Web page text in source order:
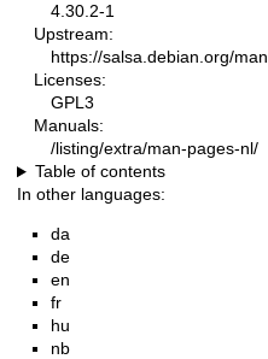
4.30.2-1
Upstream:
https://salsa.debian.org/
Licenses:
GPL3
Manuals:
/listing/extra/man-pages-nl/
Table of contents
In other languages:
da
de
en
fr
hu
nb